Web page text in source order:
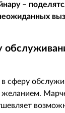
–
сферу